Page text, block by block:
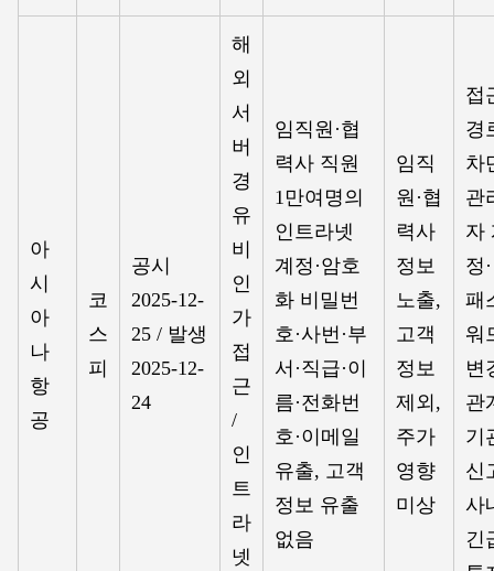
아
시
아
나
항
공
코
스
피
공시
2025-12-
25 / 발생
2025-12-
24
해
외
서
버
경
유
비
인
가
접
근
/
인
트
라
넷
임직원·협
력사 직원
1만여명의
인트라넷
계정·암호
화 비밀번
호·사번·부
서·직급·이
름·전화번
호·이메일
유출, 고객
정보 유출
없음
임직
원·협
력사
정보
노출,
고객
정보
제외,
주가
영향
미상
접
경
차
관
자
정·
패
워
변
관
기
신
사
긴